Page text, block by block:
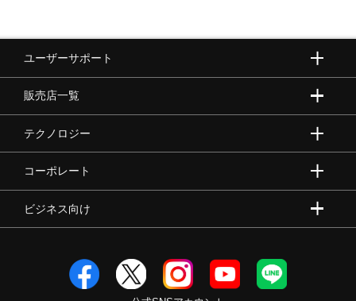
ユーザーサポート
販売店一覧
テクノロジー
コーポレート
ビジネス向け